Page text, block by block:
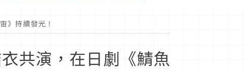
》持續發光！
共演，在日劇《鯖魚